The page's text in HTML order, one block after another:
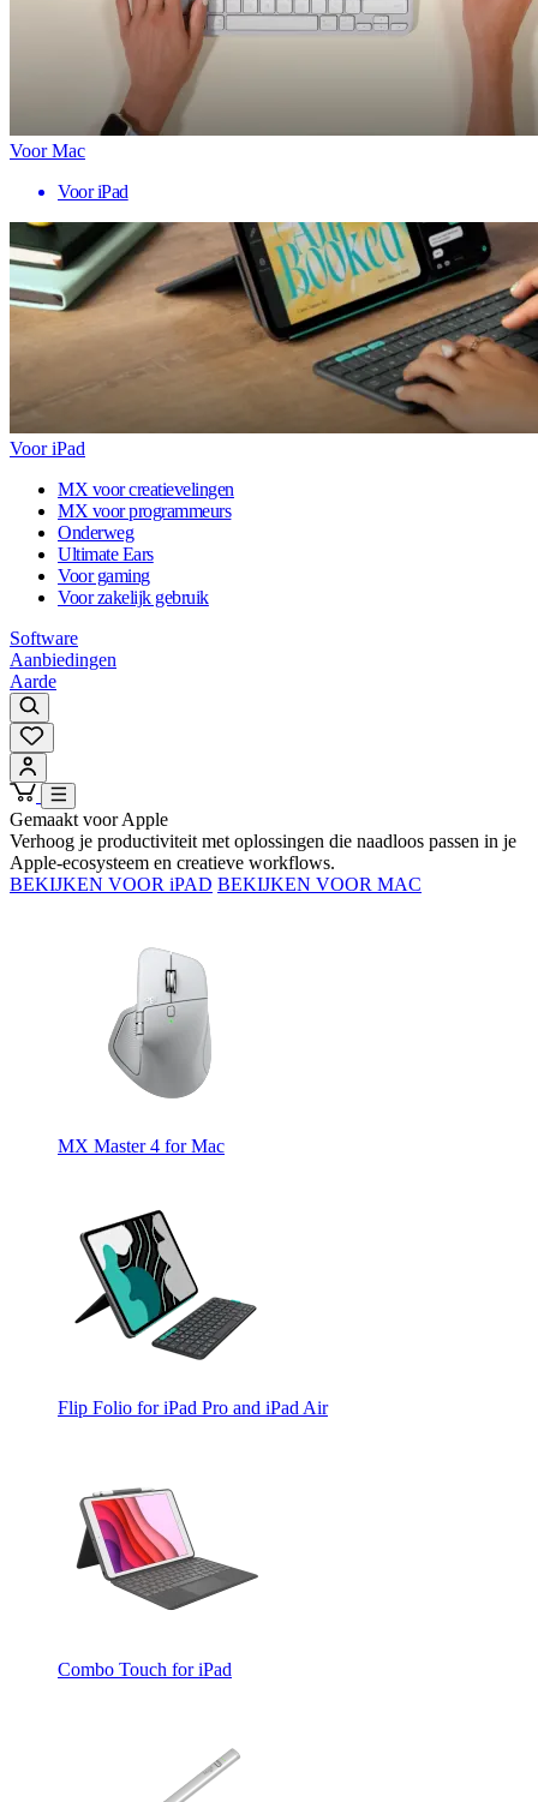
Voor Mac
Voor iPad
Voor iPad
MX voor creatievelingen
MX voor programmeurs
Onderweg
Ultimate Ears
Voor gaming
Voor zakelijk gebruik
Software
Aanbiedingen
Aarde
Gemaakt voor Apple
Verhoog je productiviteit met oplossingen die naadloos passen in je
Apple-ecosysteem en creatieve workflows.
BEKIJKEN VOOR iPAD BEKIJKEN VOOR MAC
MX Master 4 for Mac
Flip Folio for iPad Pro and iPad Air
Combo Touch for iPad